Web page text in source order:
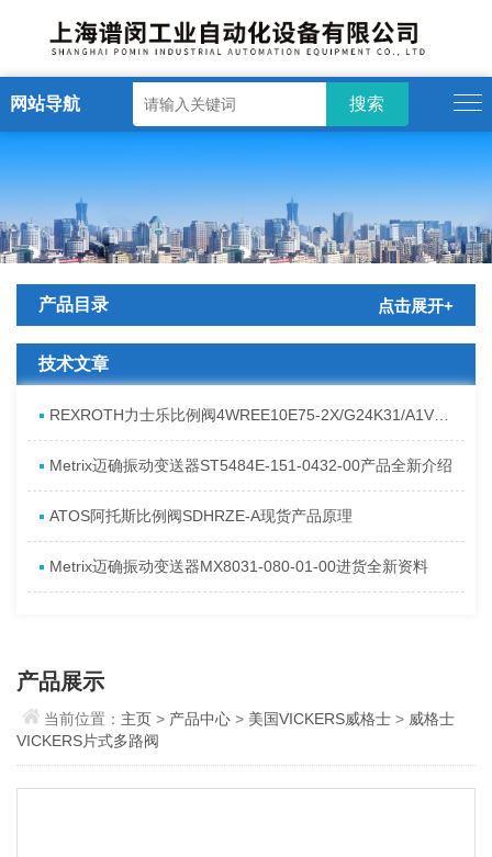
网站导航
产品目录 点击展开+
技术文章
REXROTH力士乐比例阀4WREE10E75-2X/G24K31/A1V原厂发货资料
Metrix迈确振动变送器ST5484E-151-0432-00产品全新介绍
ATOS阿托斯比例阀SDHRZE-A现货产品原理
Metrix迈确振动变送器MX8031-080-01-00进货全新资料
产品展示
当前位置： 主页> 产品中心> 美国VICKERS威格士 > 威格士
VICKERS片式多路阀